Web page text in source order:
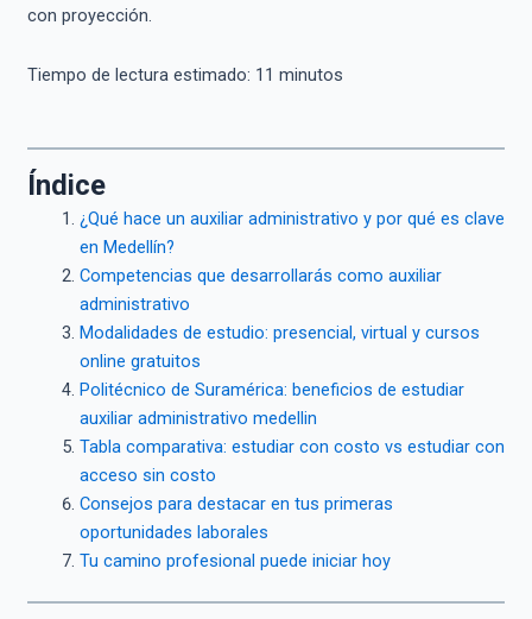
con proyección.
Tiempo de lectura estimado: 11 minutos
Índice
¿Qué hace un auxiliar administrativo y por qué es clave
en Medellín?
Competencias que desarrollarás como auxiliar
administrativo
Modalidades de estudio: presencial, virtual y cursos
online gratuitos
Politécnico de Suramérica: beneficios de estudiar
auxiliar administrativo medellin
Tabla comparativa: estudiar con costo vs estudiar con
acceso sin costo
Consejos para destacar en tus primeras
oportunidades laborales
Tu camino profesional puede iniciar hoy